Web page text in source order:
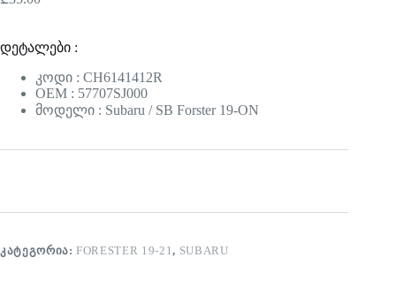
დეტალები :
კოდი : CH6141412R
OEM : 57707SJ000
მოდელი : Subaru / SB Forster 19-ON
ᲙᲐᲢᲔᲒᲝᲠᲘᲐ:FORESTER 19-21, SUBARU